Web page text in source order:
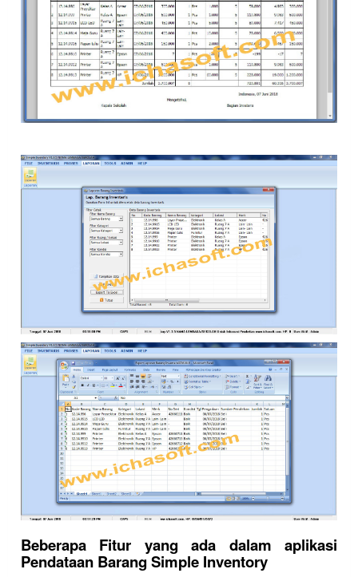
Beberapa Fitur yang ada dalam aplikasi
Pendataan Barang Simple Inventory